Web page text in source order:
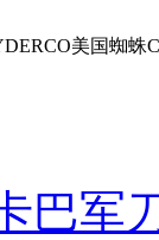
美国蜘蛛
巴军